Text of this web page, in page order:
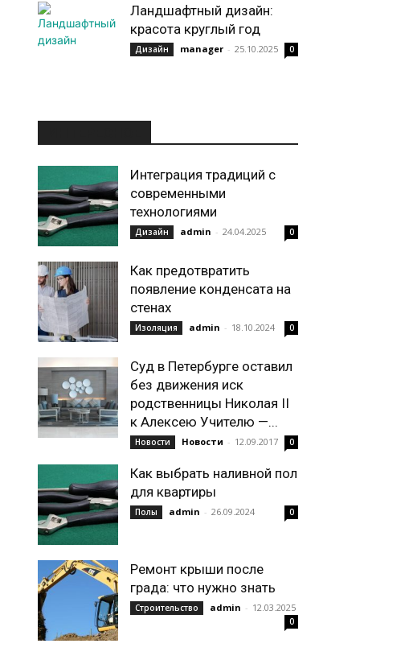
Ландшафтный дизайн:
красота круглый год
Дизайн manager - 25.10.2025 0
Интеграция традиций с
современными
технологиями
Дизайн admin - 24.04.2025 0
Как предотвратить
появление конденсата на
стенах
Изоляция admin - 18.10.2024 0
Суд в Петербурге оставил
без движения иск
родственницы Николая II
к Алексею Учителю —...
Новости Новости - 12.09.2017 0
Как выбрать наливной пол
для квартиры
Полы admin - 26.09.2024 0
Ремонт крыши после
града: что нужно знать
Строительство admin - 12.03.2025
0